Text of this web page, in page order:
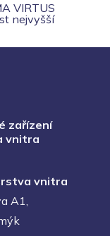
VIRTUS
nejvyšší
zařízení
vnitra
vnitra
A1,